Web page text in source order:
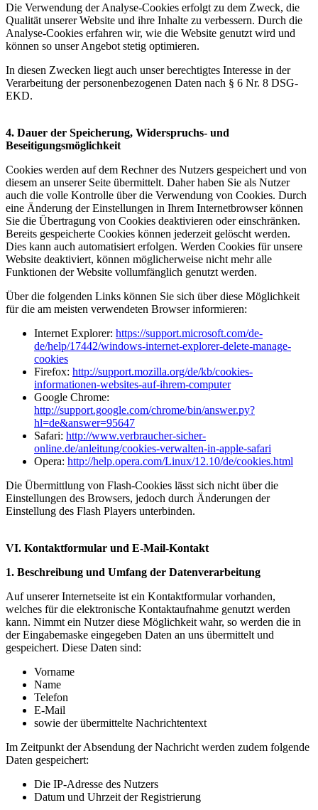
Die Verwendung der Analyse-Cookies erfolgt zu dem Zweck, die
Qualität unserer Website und ihre Inhalte zu verbessern. Durch die
Analyse-Cookies erfahren wir, wie die Website genutzt wird und
können so unser Angebot stetig optimieren.
In diesen Zwecken liegt auch unser berechtigtes Interesse in der
Verarbeitung der personenbezogenen Daten nach § 6 Nr. 8 DSG-
EKD.
4. Dauer der Speicherung, Widerspruchs- und
Beseitigungsmöglichkeit
Cookies werden auf dem Rechner des Nutzers gespeichert und von
diesem an unserer Seite übermittelt. Daher haben Sie als Nutzer
auch die volle Kontrolle über die Verwendung von Cookies. Durch
eine Änderung der Einstellungen in Ihrem Internetbrowser können
Sie die Übertragung von Cookies deaktivieren oder einschränken.
Bereits gespeicherte Cookies können jederzeit gelöscht werden.
Dies kann auch automatisiert erfolgen. Werden Cookies für unsere
Website deaktiviert, können möglicherweise nicht mehr alle
Funktionen der Website vollumfänglich genutzt werden.
Über die folgenden Links können Sie sich über diese Möglichkeit
für die am meisten verwendeten Browser informieren:
Internet Explorer: https://support.microsoft.com/de-
de/help/17442/windows-internet-explorer-delete-manage-
cookies
Firefox: http://support.mozilla.org/de/kb/cookies-
informationen-websites-auf-ihrem-computer
Google Chrome:
http://support.google.com/chrome/bin/answer.py?
hl=de&answer=95647
Safari: http://www.verbraucher-sicher-
online.de/anleitung/cookies-verwalten-in-apple-safari
Opera: http://help.opera.com/Linux/12.10/de/cookies.html
Die Übermittlung von Flash-Cookies lässt sich nicht über die
Einstellungen des Browsers, jedoch durch Änderungen der
Einstellung des Flash Players unterbinden.
VI. Kontaktformular und E-Mail-Kontakt
1. Beschreibung und Umfang der Datenverarbeitung
Auf unserer Internetseite ist ein Kontaktformular vorhanden,
welches für die elektronische Kontaktaufnahme genutzt werden
kann. Nimmt ein Nutzer diese Möglichkeit wahr, so werden die in
der Eingabemaske eingegeben Daten an uns übermittelt und
gespeichert. Diese Daten sind:
Vorname
Name
Telefon
E-Mail
sowie der übermittelte Nachrichtentext
Im Zeitpunkt der Absendung der Nachricht werden zudem folgende
Daten gespeichert:
Die IP-Adresse des Nutzers
Datum und Uhrzeit der Registrierung